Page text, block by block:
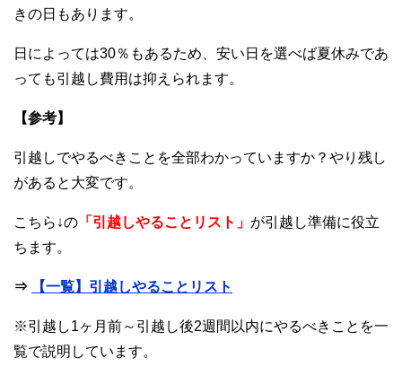
きの日もあります。
日によっては30％もあるため、安い日を選べば夏休みであ
っても引越し費用は抑えられます。
【参考】
引越しでやるべきことを全部わかっていますか？やり残し
があると大変です。
こちら↓の 「引越しやることリスト」 が引越し準備に役立
ちます。
⇒ 【一覧】引越しやることリスト
※引越し1ヶ月前～引越し後2週間以内にやるべきことを一
覧で説明しています。